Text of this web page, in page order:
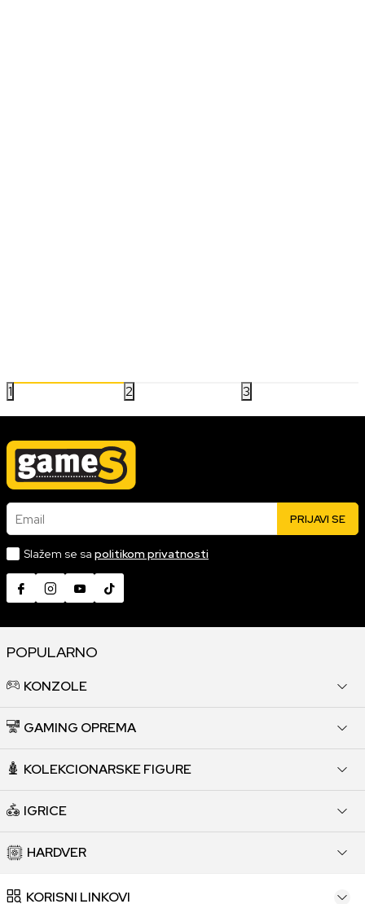
1 2 3
Email PRIJAVI SE
Slažem se sa politikom privatnosti
POPULARNO
KONZOLE
GAMING OPREMA
KOLEKCIONARSKE FIGURE
IGRICE
HARDVER
KORISNI LINKOVI